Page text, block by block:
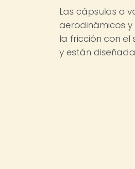
Las cápsulas o
aerodinámicos
la fricción con
y están